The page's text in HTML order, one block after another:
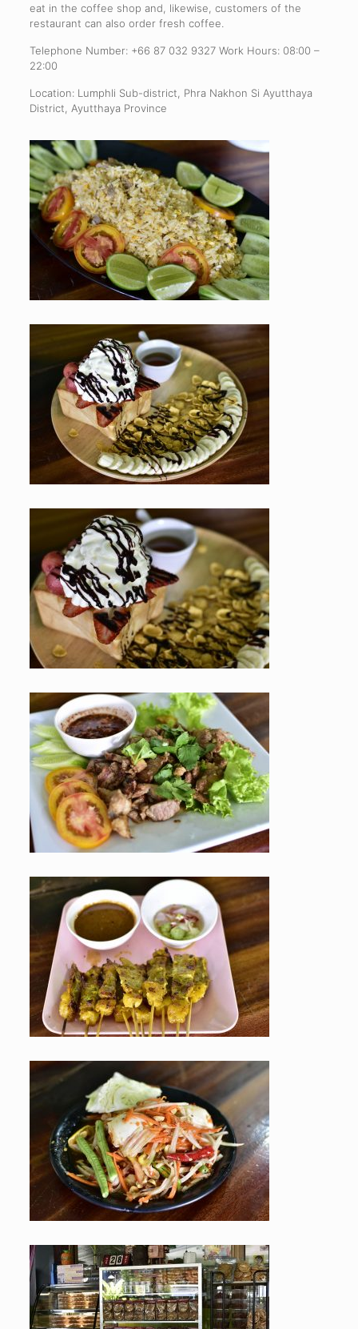
eat in the coffee shop and, likewise, customers of the
restaurant can also order fresh coffee.
Telephone Number: +66 87 032 9327 Work Hours: 08:00 –
22:00
Location: Lumphli Sub-district, Phra Nakhon Si Ayutthaya
District, Ayutthaya Province